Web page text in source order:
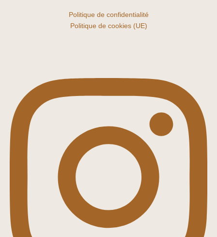
Politique de confidentialité
Politique de cookies (UE)